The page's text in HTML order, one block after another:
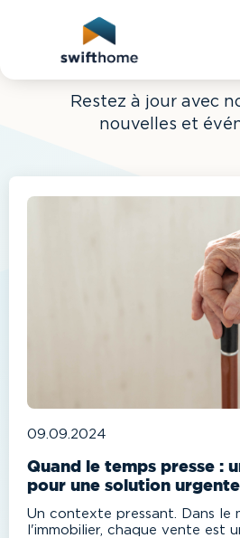
Restez à jour avec
nouvelles et
09.09.2024
Quand le temps presse :
pour une solution urgente
Un contexte pressant. Dans le
l'immobilier, chaque vente est